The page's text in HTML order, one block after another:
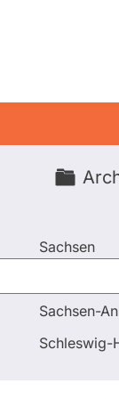
Sachsen
Sachsen-
Schleswig-